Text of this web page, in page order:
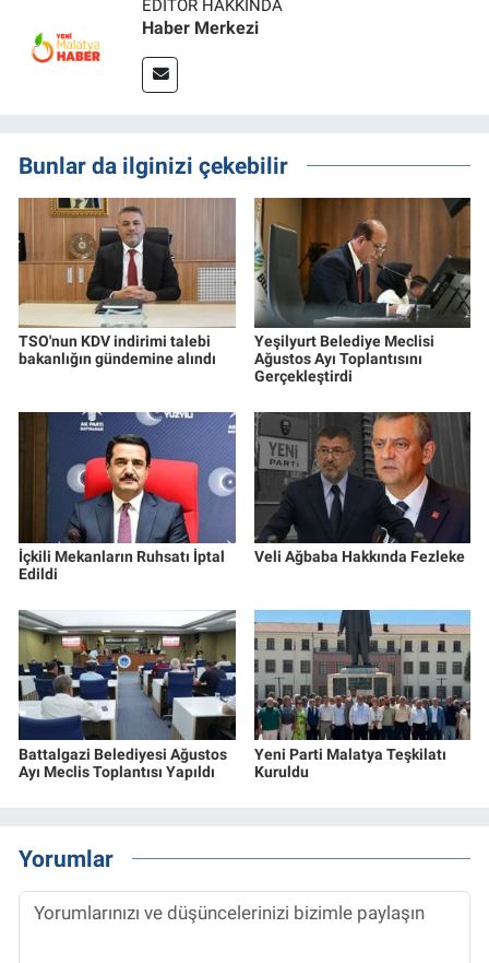
EDITÖR HAKKINDA
Haber Merkezi
Bunlar da ilginizi çekebilir
TSO'nun KDV indirimi talebi
bakanlığın gündemine alındı
Yeşilyurt Belediye Meclisi
Ağustos Ayı Toplantısını
Gerçekleştirdi
İçkili Mekanların Ruhsatı İptal
Edildi
Veli Ağbaba Hakkında Fezleke
Battalgazi Belediyesi Ağustos
Ayı Meclis Toplantısı Yapıldı
Yeni Parti Malatya Teşkilatı
Kuruldu
Yorumlar